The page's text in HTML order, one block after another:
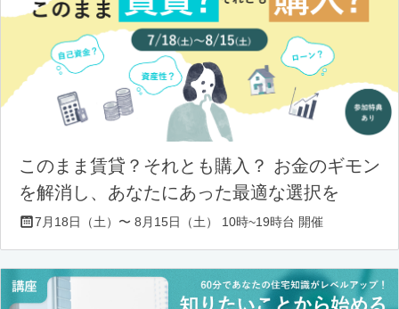
このまま賃貸？それとも購入？ お金のギモン
を解消し、あなたにあった最適な選択を
7月18日（土）〜 8月15日（土） 10時~19時台 開催